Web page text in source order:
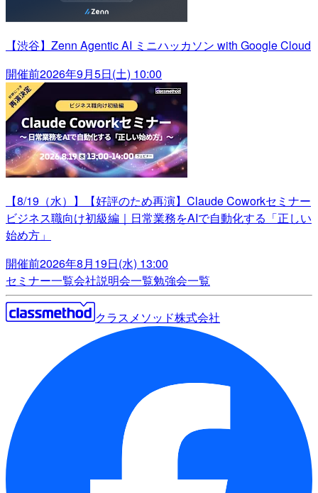
【渋谷】Zenn Agentic AI ミニハッカソン with Google Cloud
開催前2026年9月5日(土) 10:00
【8/19（水）】【好評のため再演】Claude Coworkセミナー
ビジネス職向け初級編｜日常業務をAIで自動化する「正しい
始め方」
開催前2026年8月19日(水) 13:00
セミナー一覧会社説明会一覧勉強会一覧
クラスメソッド株式会社